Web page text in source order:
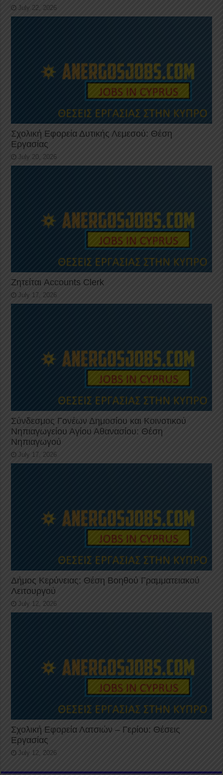
July 22, 2026
Σχολική Εφορεία Δυτικής Λεμεσού: Θέση
Εργασίας
July 20, 2026
Ζητείται Accounts Clerk
July 17, 2026
Σύνδεσμος Γονέων Δημοσίου και Κοινοτικού
Νηπιαγωγείου Αγίου Αθανασίου: Θέση
Νηπιαγωγού
July 17, 2026
Δήμος Κερύνειας: Θέση Βοηθού Γραμματειακού
Λειτουργού
July 12, 2026
Σχολική Εφορεία Λατσιών – Γερίου: Θέσεις
Εργασίας
July 12, 2026